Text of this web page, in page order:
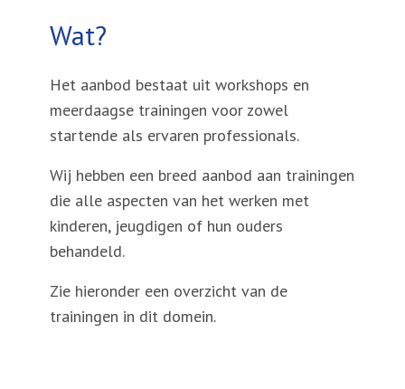
Wat?
Het aanbod bestaat uit workshops en
meerdaagse trainingen voor zowel
startende als ervaren professionals.
Wij hebben een breed aanbod aan trainingen
die alle aspecten van het werken met
kinderen, jeugdigen of hun ouders
behandeld.
Zie hieronder een overzicht van de
trainingen in dit domein.